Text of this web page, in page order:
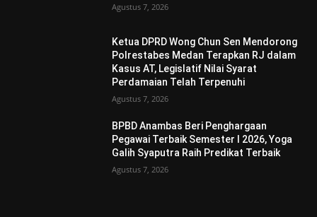
Agustus 7, 2026
Ketua DPRD Wong Chun Sen Mendorong
Polrestabes Medan Terapkan RJ dalam
Kasus AT, Legislatif Nilai Syarat
Perdamaian Telah Terpenuhi
Agustus 7, 2026
BPBD Anambas Beri Penghargaan
Pegawai Terbaik Semester I 2026, Yoga
Galih Syaputra Raih Predikat Terbaik
Agustus 7, 2026